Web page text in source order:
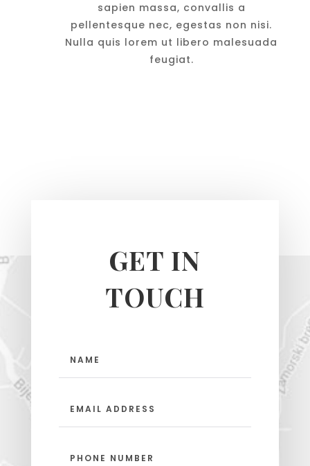
sapien massa, convallis a
pellentesque nec, egestas non nisi.
Nulla quis lorem ut libero malesuada
feugiat.
GET IN
TOUCH